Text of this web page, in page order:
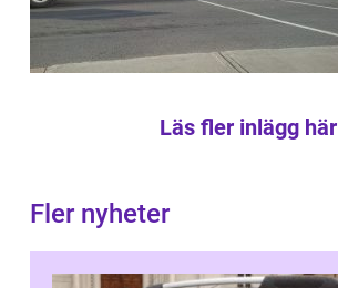
Läs fler inlägg här
Fler nyheter